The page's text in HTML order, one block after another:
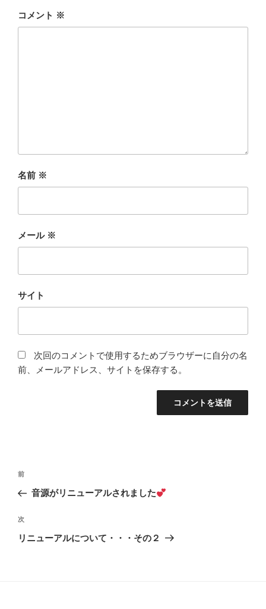
コメント ※
名前 ※
メール ※
サイト
次回のコメントで使用するためブラウザーに自分の名
前、メールアドレス、サイトを保存する。
投
ナ
ビ
ゲ
前
の
稿
前
音源がリニューアルされました
次
の
次
リニューアルについて・・・その２